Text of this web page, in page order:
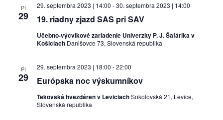
PI
29 19. riadny zjazd SAS pri SAV
29. septembra 2023 | 14:00 -30. septembra 2023 | 14:00
Učebno-výcvikové zariadenie Univerzity P. J. Šafárika v
Košiciach Danišovce 73, Slovenská republika
PI
29 Európska noc výskumníkov
29. septembra 2023 | 18:00 -22:00
Tekovská hvezdáreň v LeviciachSokolovská 21, Levice,
Slovenská republika